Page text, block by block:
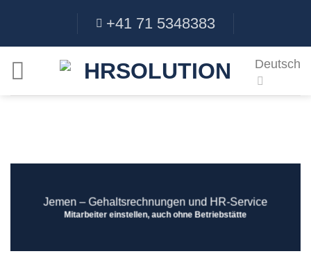
content
+41 71 5348383
Deutsch
Jemen ‒ Gehaltsrechnungen und HR-Service
Mitarbeiter einstellen, auch ohne Betriebstätte